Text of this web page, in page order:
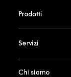
Prodotti
Servizi
Chi siamo